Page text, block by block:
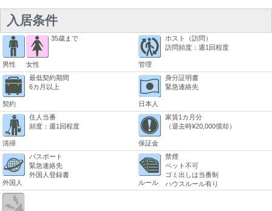
入居条件
男性 女性
35歳まで
管理
ホスト（訪問）
訪問頻度：週1回程度
契約
最低契約期間
6カ月以上
日本人
身分証明書
緊急連絡先
清掃
住人当番
頻度：週1回程度
保証金
家賃1カ月分
（退去時¥20,000償却）
外国人
パスポート
緊急連絡先
外国人登録書
ルール
禁煙
ペット不可
ゴミ出しは当番制
ハウスルール有り